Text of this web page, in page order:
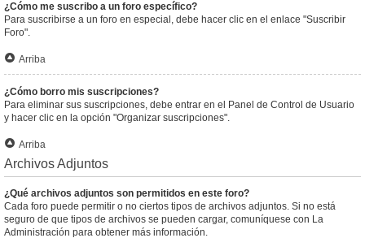
¿Cómo me suscribo a un foro específico?
Para suscribirse a un foro en especial, debe hacer clic en el enlace "Suscribir
Foro".
Arriba
¿Cómo borro mis suscripciones?
Para eliminar sus suscripciones, debe entrar en el Panel de Control de Usuario
y hacer clic en la opción "Organizar suscripciones".
Arriba
Archivos Adjuntos
¿Qué archivos adjuntos son permitidos en este foro?
Cada foro puede permitir o no ciertos tipos de archivos adjuntos. Si no está
seguro de que tipos de archivos se pueden cargar, comuníquese con La
Administración para obtener más información.